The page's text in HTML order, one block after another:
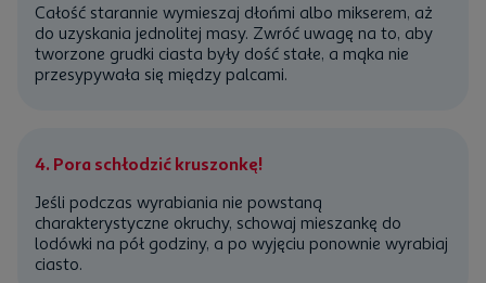
Całość starannie wymieszaj dłońmi albo mikserem, aż
do uzyskania jednolitej masy. Zwróć uwagę na to, aby
tworzone grudki ciasta były dość stałe, a mąka nie
przesypywała się między palcami.
4. Pora schłodzić kruszonkę!
Jeśli podczas wyrabiania nie powstaną
charakterystyczne okruchy, schowaj mieszankę do
lodówki na pół godziny, a po wyjęciu ponownie wyrabiaj
ciasto.